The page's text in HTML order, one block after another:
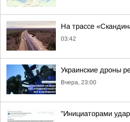
На трассе
03:42
Украинские дроны
Вчера, 23:00
"Инициаторами